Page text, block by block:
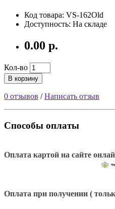
Код товара: VS-162Old
Доступность: На складе
0.00 р.
Кол-во
В корзину
0 отзывов /Написать отзыв
Способы оплаты
Оплата картой на сайте
Оплата при получении (